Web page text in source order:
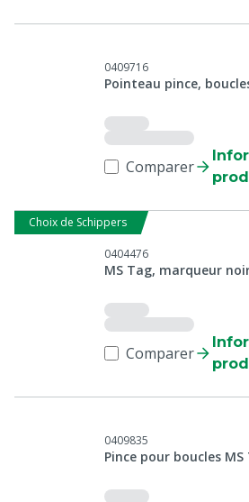
0409716
Pointeau pince,
Comparer
Choix de Schippers
0404476
MS Tag, marqueur
Comparer
0409835
Pince pour boucles MS